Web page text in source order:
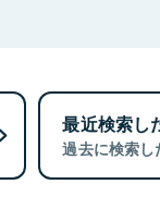
最近検索し
過去に検索し